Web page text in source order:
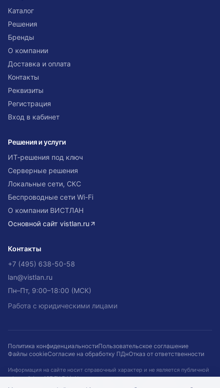
Каталог
Решения
Бренды
О компании
Доставка и оплата
Контакты
Реквизиты
Регистрация
Вход в кабинет
Решения и услуги
ИТ-решения под ключ
Серверные решения
Локальные сети, СКС
Беспроводные сети Wi-Fi
О компании ВИСТЛАН
Основной сайт vistlan.ru
Контакты
+7 (495) 638-50-58
lan@vistlan.ru
Пн–Пт, 9:00–18:00 (МСК)
Работа с юридическими лицами
Политика конфиденциальностиПользовательское соглашение
Файлы cookieСогласие на обработку ПДнОтказ от ответственности
Информация на сайте носит справочный характер и не является публичной
офертой (ст. 437 ГК РФ). Наличие, цены и сроки не гарантируются и
подтверждаются при оформлении заказа. Кейсы приведены для примера.